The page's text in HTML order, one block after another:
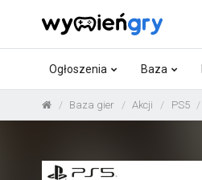
Ogłoszenia Baza
Baza gier Akcji PS5